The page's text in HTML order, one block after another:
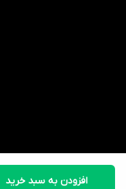
افزودن به سبد خرید